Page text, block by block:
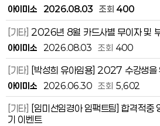
아이미소 2026.08.03 조회 400
[기타] 2026년 8월 카드사별 무이자 및
아이미소 2026.08.03 조회 400
[기타] [박성희 유아임용] 2027 수강생을
아이미소 2026.06.30 조회 5,602
[기타] [임미선임경아 임팩트팀] 합격적중
기 이벤트